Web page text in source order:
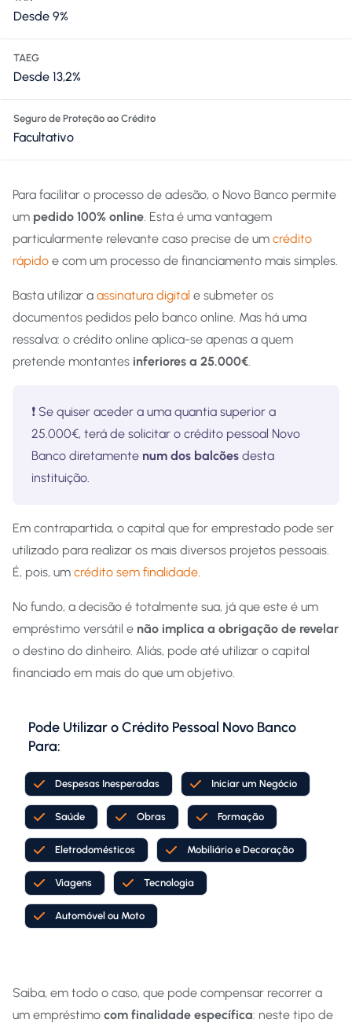
Desde 9%
TAEG
Desde 13,2%
Seguro de Proteção ao Crédito
Facultativo
Para facilitar o processo de adesão, o Novo Banco permite
um pedido 100% online. Esta é uma vantagem
particularmente relevante caso precise de um crédito
rápido e com um processo de financiamento mais simples.
Basta utilizar a assinatura digital e submeter os
documentos pedidos pelo banco online. Mas há uma
ressalva: o crédito online aplica-se apenas a quem
pretende montantes inferiores a 25.000€.
❗️ Se quiser aceder a uma quantia superior a
25.000€, terá de solicitar o crédito pessoal Novo
Banco diretamente num dos balcões desta
instituição.
Em contrapartida, o capital que for emprestado pode ser
utilizado para realizar os mais diversos projetos pessoais.
É, pois, um crédito sem finalidade.
No fundo, a decisão é totalmente sua, já que este é um
empréstimo versátil e não implica a obrigação de revelar
o destino do dinheiro. Aliás, pode até utilizar o capital
financiado em mais do que um objetivo.
Pode Utilizar o Crédito Pessoal Novo Banco
Para:
Despesas Inesperadas Iniciar um Negócio
Saúde Obras Formação
Eletrodomésticos Mobiliário e Decoração
Viagens Tecnologia
Automóvel ou Moto
Saiba, em todo o caso, que pode compensar recorrer a
um empréstimo com finalidade específica: neste tipo de